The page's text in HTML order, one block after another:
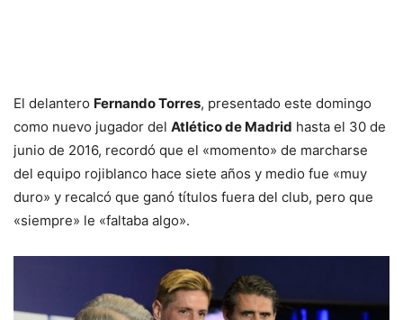
El delantero Fernando Torres, presentado este domingo
como nuevo jugador del Atlético de Madrid hasta el 30 de
junio de 2016, recordó que el «momento» de marcharse
del equipo rojiblanco hace siete años y medio fue «muy
duro» y recalcó que ganó títulos fuera del club, pero que
«siempre» le «faltaba algo».